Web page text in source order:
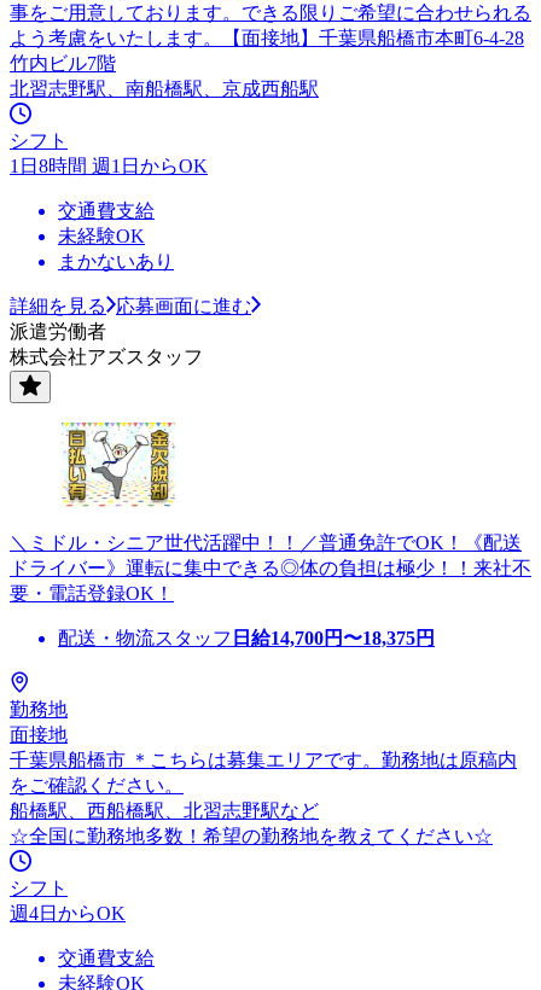
事をご用意しております。できる限りご希望に合わせられる
よう考慮をいたします。【面接地】千葉県船橋市本町6-4-28
竹内ビル7階
北習志野駅、南船橋駅、京成西船駅
シフト
1日8時間 週1日からOK
交通費支給
未経験OK
まかないあり
詳細を見る
応募画面に進む
派遣労働者
株式会社アズスタッフ
＼ミドル・シニア世代活躍中！！／普通免許でOK！《配送
ドライバー》運転に集中できる◎体の負担は極少！！来社不
要・電話登録OK！
配送・物流スタッフ 日給14,700円〜18,375円
勤務地
面接地
千葉県船橋市 ＊こちらは募集エリアです。勤務地は原稿内
をご確認ください。
船橋駅、西船橋駅、北習志野駅など
☆全国に勤務地多数！希望の勤務地を教えてください☆
シフト
週4日からOK
交通費支給
未経験OK